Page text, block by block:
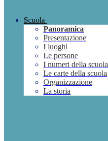
Scuola
Panoramica
Presentazione
I luoghi
Le persone
I numeri della scuola
Le carte della scuola
Organizzazione
La storia